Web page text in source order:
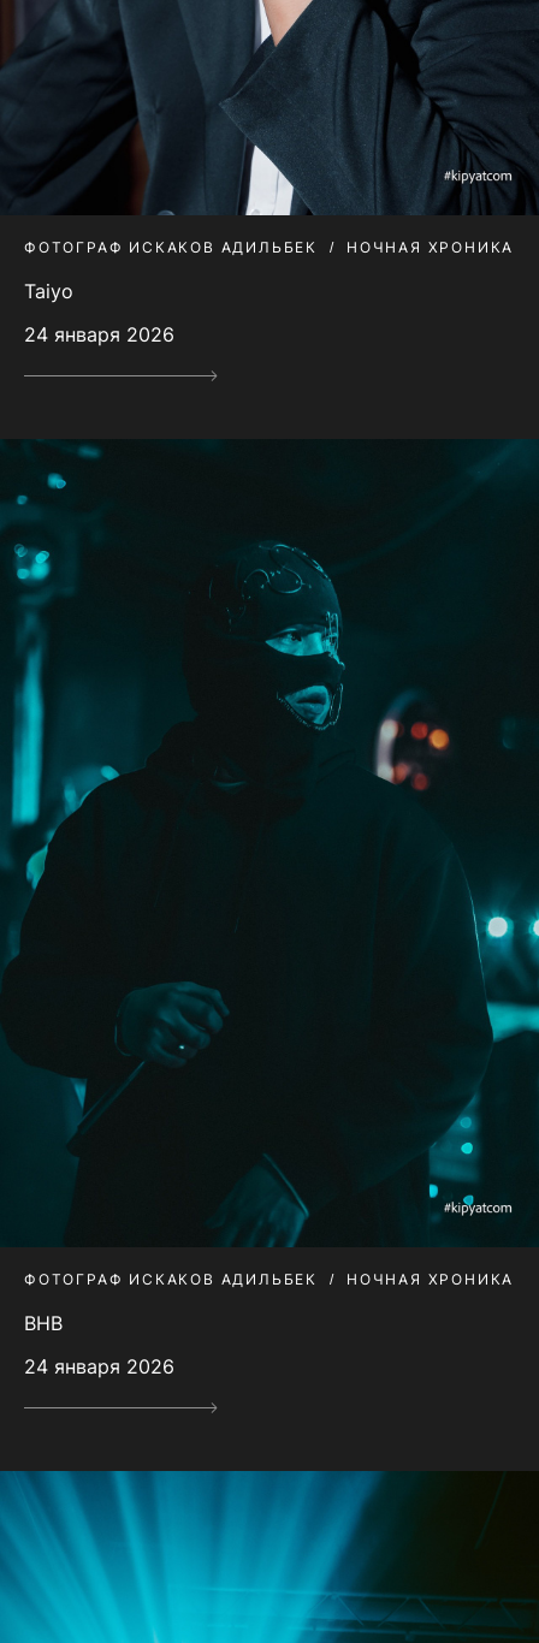
ФОТОГРАФ ИСКАКОВ АДИЛЬБЕК НОЧНАЯ ХРОНИКА
Taiyo
24 января 2026
ФОТОГРАФ ИСКАКОВ АДИЛЬБЕК НОЧНАЯ ХРОНИКА
BHB
24 января 2026